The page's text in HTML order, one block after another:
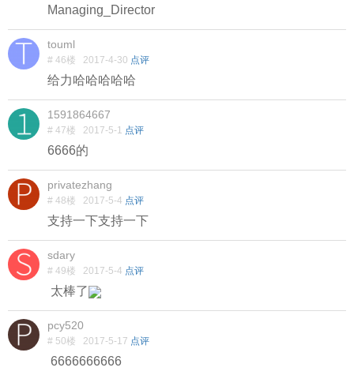
Managing_Director
touml
# 46楼 2017-4-30 点评
给力哈哈哈哈哈
1591864667
# 47楼 2017-5-1 点评
6666的
privatezhang
# 48楼 2017-5-4 点评
支持一下支持一下
sdary
# 49楼 2017-5-4 点评
太棒了
pcy520
# 50楼 2017-5-17 点评
6666666666